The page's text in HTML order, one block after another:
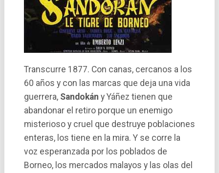
Transcurre 1877. Con canas, cercanos a los
60 años y con las marcas que deja una vida
guerrera, Sandokán y Yáñez tienen que
abandonar el retiro porque un enemigo
misterioso y cruel que destruye poblaciones
enteras, los tiene en la mira. Y se corre la
voz esperanzada por los poblados de
Borneo, los mercados malayos y las olas del